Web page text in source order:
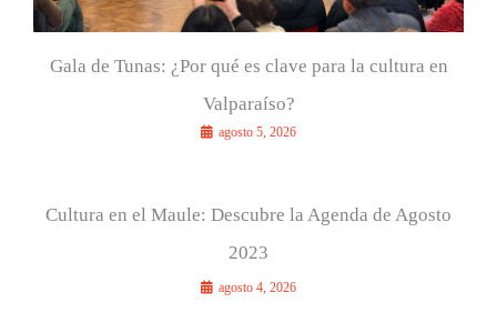
Gala de Tunas: ¿Por qué es clave para la cultura en
Valparaíso?
agosto 5, 2026
Cultura en el Maule: Descubre la Agenda de Agosto
2023
agosto 4, 2026